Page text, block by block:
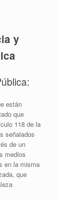
y
están
que
118 de la
señalados
de un
medios
en la misma
que